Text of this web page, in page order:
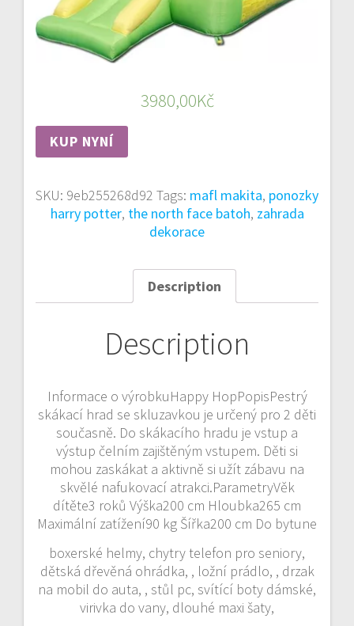
3980,00Kč
KUP NYNÍ
SKU: 9eb255268d92 Tags: mafl makita, ponozky
harry potter, the north face batoh, zahrada
dekorace
Description
Description
Informace o výrobkuHappy HopPopisPestrý
skákací hrad se skluzavkou je určený pro 2 děti
současně. Do skákacího hradu je vstup a
výstup čelním zajištěným vstupem. Děti si
mohou zaskákat a aktivně si užít zábavu na
skvělé nafukovací atrakci.ParametryVěk
dítěte3 roků Výška200 cm Hloubka265 cm
Maximální zatížení90 kg Šířka200 cm Do bytune
boxerské helmy, chytry telefon pro seniory,
dětská dřevěná ohrádka, , ložní prádlo, , drzak
na mobil do auta, , stůl pc, svítící boty dámské,
virivka do vany, dlouhé maxi šaty,